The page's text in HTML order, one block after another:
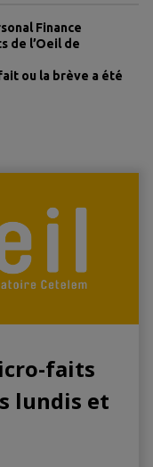
Finance
de l’Oeil de
ou la brève a été
faits
lundis et